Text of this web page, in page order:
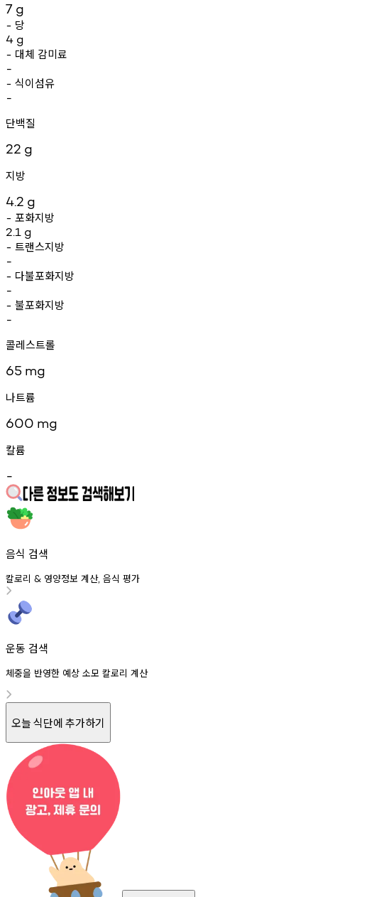
7 g
- 당
4 g
- 대체 감미료
-
- 식이섬유
-
단백질
22 g
지방
4.2 g
- 포화지방
2.1 g
- 트랜스지방
-
- 다불포화지방
-
- 불포화지방
-
콜레스트롤
65 mg
나트륨
600 mg
칼륨
-
음식 검색
칼로리 & 영양정보 계산, 음식 평가
운동 검색
체중을 반영한 예상 소모 칼로리 계산
오늘 식단에 추가하기